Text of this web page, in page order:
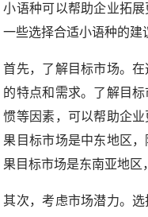
小语种可以帮助企业拓
一些选择合适小语种的建
首先，了解目标市场。
的特点和需求。了解目
惯等因素，可以帮助企
果目标市场是中东地区
果目标市场是东南亚地区
其次，考虑市场潜力。